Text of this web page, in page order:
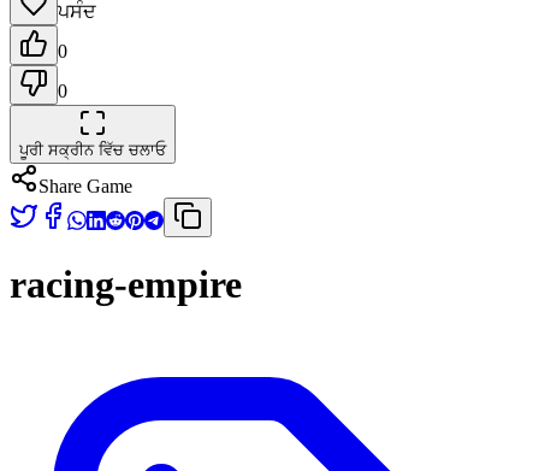
ਪਸੰਦ
0
0
ਪੂਰੀ ਸਕ੍ਰੀਨ ਵਿੱਚ ਚਲਾਓ
Share Game
racing-empire